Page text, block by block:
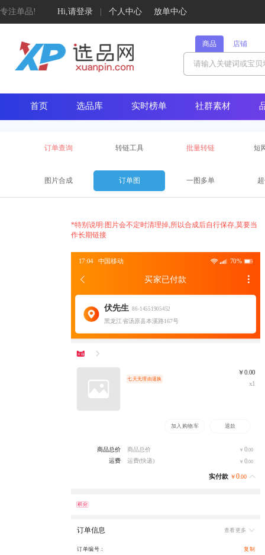
专注单品! Hi,请登录 个人中心 放单中心
商品 店铺
首页 选品库 实时榜单 社群素材
订单查询 转链工具 批量转链 短
图片合成 订单图 一图多单
*特别说明:图片会不定时清理掉,所以合成后自行保存,莫要当
作长期链接
17:04 中国移动 70%
买家已付款
伏先生 86-14551905452
黑龙江省汤原县本溪路167号
七天无理由退换
￥0.00
x1
加入购物车 退款
商品总价 商品总价 ￥ 0.00
运费 运费(快递) ￥ 0.00
实付款 ￥0.00
积分
订单信息 查看更多
订单编号： 复制